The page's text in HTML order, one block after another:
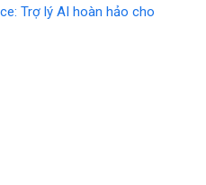
Trợ lý AI hoàn hảo cho